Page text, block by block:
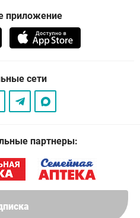
приложение
сети
партнеры: